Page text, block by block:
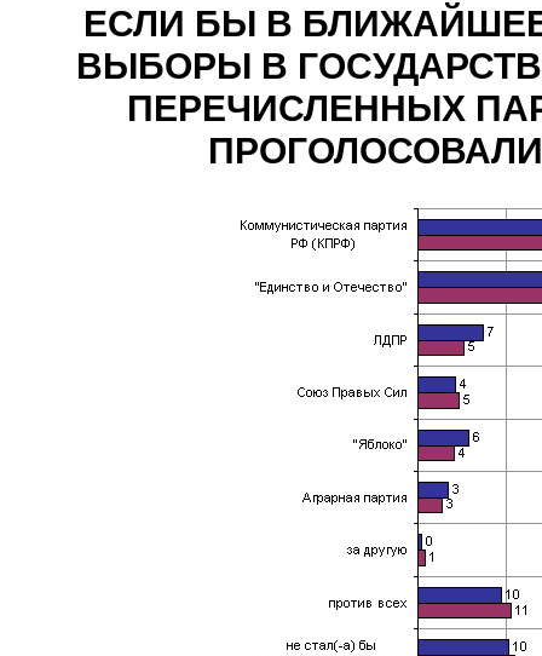
ЕСЛИ БЫ В
ВЫБОРЫ В
ПЕРЕЧИСЛЕННЫХ
ПРОГОЛОСОВАЛИ?